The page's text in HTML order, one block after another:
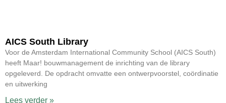
AICS South Library
Voor de Amsterdam International Community School (AICS South)
heeft Maar! bouwmanagement de inrichting van de library
opgeleverd. De opdracht omvatte een ontwerpvoorstel, coördinatie
en uitwerking
Lees verder »